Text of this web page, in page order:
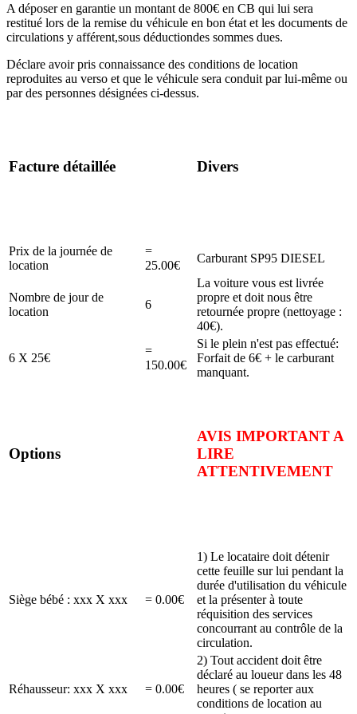
A déposer en garantie un montant de 800€ en CB qui lui sera
restitué lors de la remise du véhicule en bon état et les documents de
circulations y afférent,sous déductiondes sommes dues.
Déclare avoir pris connaissance des conditions de location
reproduites au verso et que le véhicule sera conduit par lui-même ou
par des personnes désignées ci-dessus.
Facture détaillée Divers
Prix de la journée de
location
=
25.00€
Carburant SP95 DIESEL
Nombre de jour de
location
6
La voiture vous est livrée
propre et doit nous être
retournée propre (nettoyage :
40€).
6 X 25€
=
150.00€
Si le plein n'est pas effectué:
Forfait de 6€ + le carburant
manquant.
Options
AVIS IMPORTANT A
LIRE
ATTENTIVEMENT
Siège bébé : xxx X xxx = 0.00€
1) Le locataire doit détenir
cette feuille sur lui pendant la
durée d'utilisation du véhicule
et la présenter à toute
réquisition des services
concourrant au contrôle de la
circulation.
Réhausseur: xxx X xxx = 0.00€
2) Tout accident doit être
déclaré au loueur dans les 48
heures ( se reporter aux
conditions de location au